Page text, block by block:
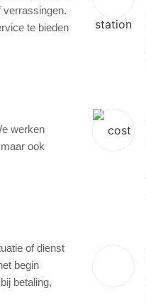
verrassingen.
te bieden
werken
ook
of dienst
begin
betaling,